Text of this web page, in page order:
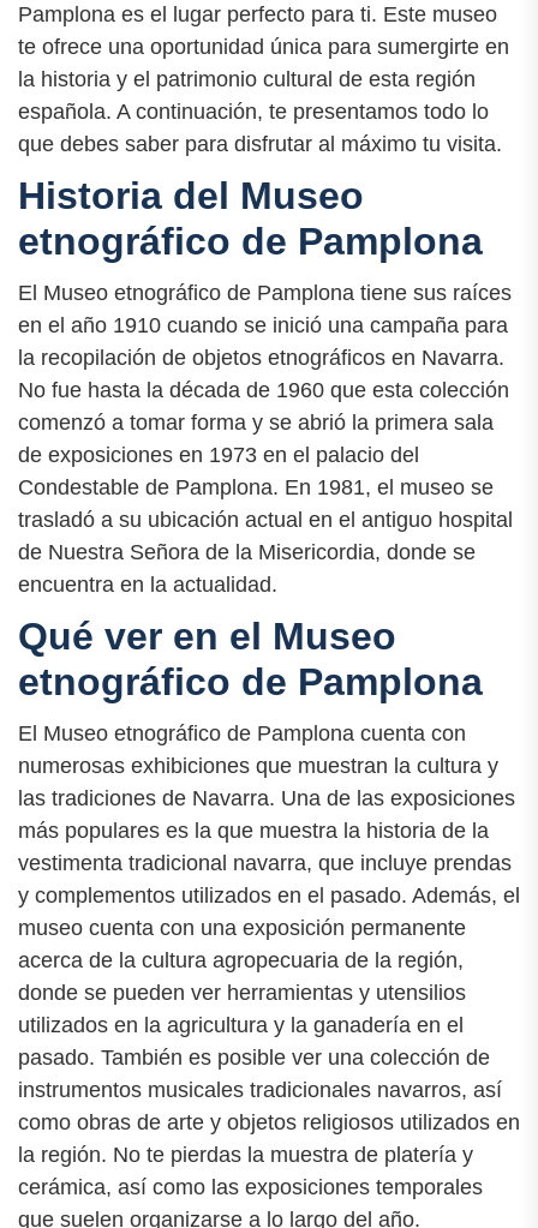
Pamplona es el lugar perfecto para ti. Este museo
te ofrece una oportunidad única para sumergirte en
la historia y el patrimonio cultural de esta región
española. A continuación, te presentamos todo lo
que debes saber para disfrutar al máximo tu visita.
Historia del Museo
etnográfico de Pamplona
El Museo etnográfico de Pamplona tiene sus raíces
en el año 1910 cuando se inició una campaña para
la recopilación de objetos etnográficos en Navarra.
No fue hasta la década de 1960 que esta colección
comenzó a tomar forma y se abrió la primera sala
de exposiciones en 1973 en el palacio del
Condestable de Pamplona. En 1981, el museo se
trasladó a su ubicación actual en el antiguo hospital
de Nuestra Señora de la Misericordia, donde se
encuentra en la actualidad.
Qué ver en el Museo
etnográfico de Pamplona
El Museo etnográfico de Pamplona cuenta con
numerosas exhibiciones que muestran la cultura y
las tradiciones de Navarra. Una de las exposiciones
más populares es la que muestra la historia de la
vestimenta tradicional navarra, que incluye prendas
y complementos utilizados en el pasado. Además, el
museo cuenta con una exposición permanente
acerca de la cultura agropecuaria de la región,
donde se pueden ver herramientas y utensilios
utilizados en la agricultura y la ganadería en el
pasado. También es posible ver una colección de
instrumentos musicales tradicionales navarros, así
como obras de arte y objetos religiosos utilizados en
la región. No te pierdas la muestra de platería y
cerámica, así como las exposiciones temporales
que suelen organizarse a lo largo del año.